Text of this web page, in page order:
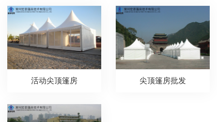
活动尖顶篷房 尖顶篷房批发